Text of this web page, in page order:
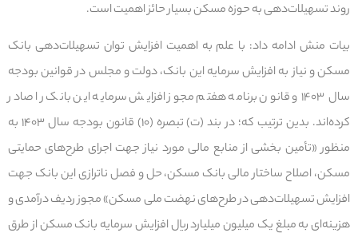
روند تسهیلات‌دهی به حوزه مسکن بسیار حائز اهمیت است.
بیات منش ادامه داد: با علم به اهمیت افزایش توان تسهیلات‌دهی بانک
مسکن و نیاز به افزایش سرمایه این بانک، دولت و مجلس در قوانین بودجه
سال ۱۴۰۳ و قانون برنامه هفتم مجوز افزایش سرمایه این بانک را صادر
کرده‌اند. بدین ترتیب که؛ در بند (ت) تبصره (۱۰) قانون بودجه سال ۱۴۰۳ به
منظور «تأمین بخشی از منابع مالی مورد نیاز جهت اجرای طرح‌های حمایتی
مسکن، اصلاح ساختار مالی بانک مسکن، حل و فصل ناترازی این بانک جهت
افزایش تسهیلات‌دهی در طرح‌های نهضت ملی مسکن» مجوز ردیف درآمدی و
هزینه‌ای به مبلغ یک میلیون میلیارد ریال افزایش سرمایه بانک مسکن از طرق